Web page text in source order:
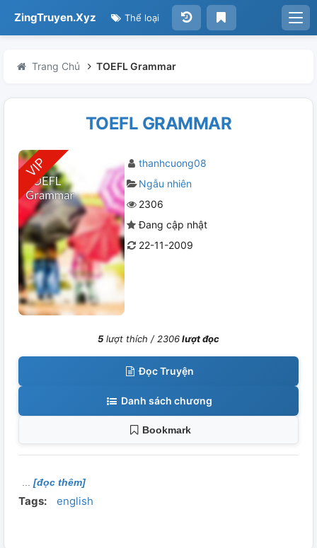
ZingTruyen.Xyz Thể loại
Trang Chủ TOEFL Grammar
TOEFL GRAMMAR
thanhcuong08
Ngẫu nhiên
2306
Đang cập nhật
22-11-2009
5 lượt thích /2306lượt đọc
Đọc Truyện
Danh sách chương
Bookmark
[đọc thêm]
Tags: english